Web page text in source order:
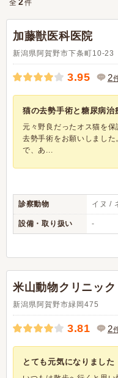
全
件
加藤獣医科医院
新潟県阿賀野市下条町10-23
3.95 2
猫の去勢手術と糖尿病治
元々野良だったオス猫を
去勢手術をお願いしまし
で、あ...
診察動物 イヌ /
設備・取り扱い -
米山動物クリニック
新潟県阿賀野市緑岡475
3.81 2
とても元気になりました